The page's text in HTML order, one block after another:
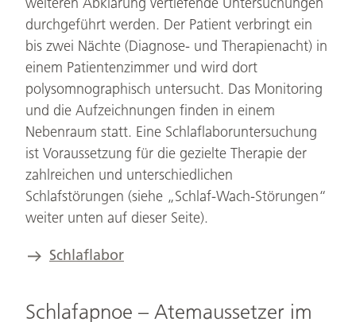
durchgeführt werden. Der Patient verbringt ein
bis zwei Nächte (Diagnose- und Therapienacht) in
einem Patientenzimmer und wird dort
polysomnographisch untersucht. Das Monitoring
und die Aufzeichnungen finden in einem
Nebenraum statt. Eine Schlaflaboruntersuchung
ist Voraussetzung für die gezielte Therapie der
zahlreichen und unterschiedlichen
Schlafstörungen (siehe „Schlaf-Wach-Störungen“
weiter unten auf dieser Seite).
Schlaflabor
Schlafapnoe – Atemaussetzer im